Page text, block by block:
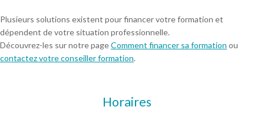
Plusieurs solutions existent pour financer votre formation et
dépendent de votre situation professionnelle.
Découvrez-les sur notre pageComment financer sa formation ou
contactez votre conseiller formation.
Horaires